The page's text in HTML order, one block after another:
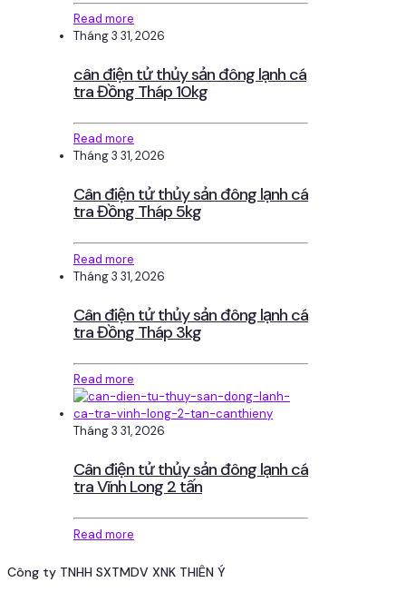
Read more
Tháng 3 31, 2026
cân điện tử thủy sản đông lạnh cá
tra Đồng Tháp 10kg
Read more
Tháng 3 31, 2026
Cân điện tử thủy sản đông lạnh cá
tra Đồng Tháp 5kg
Read more
Tháng 3 31, 2026
Cân điện tử thủy sản đông lạnh cá
tra Đồng Tháp 3kg
Read more
Tháng 3 31, 2026
Cân điện tử thủy sản đông lạnh cá
tra Vĩnh Long 2 tấn
Read more
Công ty TNHH SXTMDV XNK THIÊN Ý